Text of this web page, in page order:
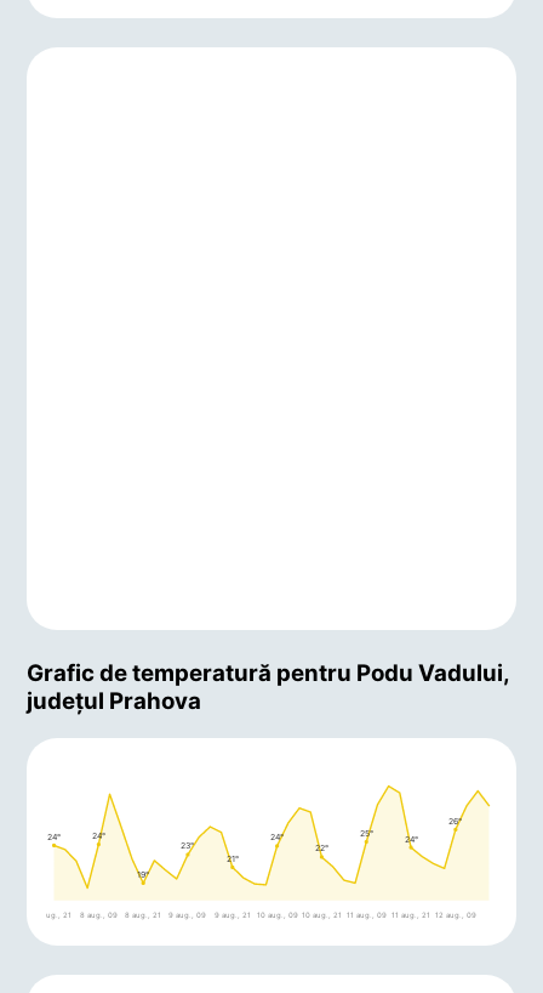
Grafic de temperatură pentru Podu Vadului,
județul Prahova
24°
7 aug., 21
24°
8 aug., 09
19°
8 aug., 21
23°
9 aug., 09
21°
9 aug., 21
24°
10 aug., 09
22°
10 aug., 21
25°
11 aug., 09
24°
11 aug., 21
26°
12 aug., 09